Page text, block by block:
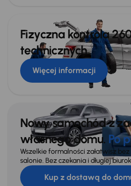
Fizyczna kontrola
technicznych
Więcej informacji
Nowy samochód z
własnego domu. Po
Wszelkie formalności załatwisz
salonie. Bez czekania i długiej
Kup z dostawą do